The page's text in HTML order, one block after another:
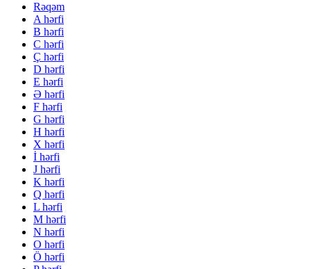
Rəqəm
A hərfi
B hərfi
C hərfi
Ç hərfi
D hərfi
E hərfi
Ə hərfi
F hərfi
G hərfi
H hərfi
X hərfi
İ hərfi
J hərfi
K hərfi
Q hərfi
L hərfi
M hərfi
N hərfi
O hərfi
Ö hərfi